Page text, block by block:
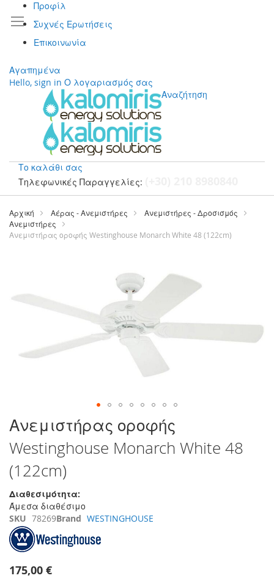
Προφίλ
Συχνές Ερωτήσεις
Επικοινωνία
Αγαπημένα
Hello, sign in Ο λογαριασμός σας
Αναζήτηση
Το καλάθι σας
Τηλεφωνικές Παραγγελίες:
Μετάβαση
περιεχόμενο
Αρχική Αέρας - Ανεμιστήρες
Ανεμιστήρες - Δροσισμός
Ανεμιστήρες
Ανεμιστήρας οροφής Westinghouse Monarch White 48 (122cm)
της
συλλογής
Μετάβαση
στην
αρχή
της
συλλογής
εικόνων
Ανεμιστήρας οροφής
Westinghouse Monarch White 48
(122cm)
Διαθεσιμότητα:
Άμεσα διαθέσιμο
SKU 78269Brand WESTINGHOUSE
175,00 €